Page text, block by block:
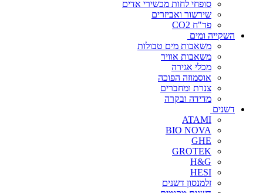
סופחי לחות מכשירי אדים
שירשור ואביזרים
פד"ח CO2
השקייה ומים
משאבות מים טבולות
משאבות אוויר
מכלי אגירה
אוסמוזה הפוכה
צנרת ומחברים
מדידה ובקרה
דשנים
ATAMI
BIO NOVA
GHE
GROTEK
H&G
HESI
זלמנסון דשנים